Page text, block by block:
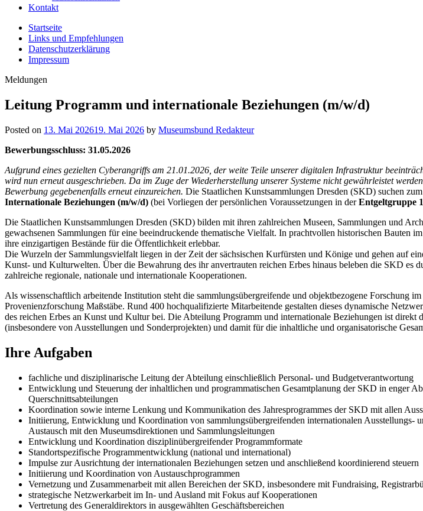
Kontakt
Startseite
Links und Empfehlungen
Datenschutzerklärung
Impressum
Meldungen
Leitung Programm und internationale Beziehungen (m/w/d)
Posted on 13. Mai 202619. Mai 2026 by Museumsbund Redakteur
Bewerbungsschluss: 31.05.2026
Aufgrund eines gezielten Cyberangriffs am 21.01.2026, der weite Teile unserer digitalen Infrastruktur
wird nun erneut ausgeschrieben. Da im Zuge der Wiederherstellung unserer Systeme nicht gewährleistet
Bewerbung gegebenenfalls erneut einzureichen. Die Staatlichen Kunstsammlungen Dresden (SKD) suchen
Internationale Beziehungen (m/w/d) (bei Vorliegen der persönlichen Voraussetzungen in derEntgeltgruppe
Die Staatlichen Kunstsammlungen Dresden (SKD) bilden mit ihren zahlreichen Museen, Sammlungen und
gewachsenen Sammlungen für eine beeindruckende thematische Vielfalt. In prachtvollen historischen Bauten
ihre einzigartigen Bestände für die Öffentlichkeit erlebbar.
Die Wurzeln der Sammlungsvielfalt liegen in der Zeit der sächsischen Kurfürsten und Könige und gehen auf
Kunst- und Kulturwelten. Über die Bewahrung des ihr anvertrauten reichen Erbes hinaus beleben die SKD es
zahlreiche regionale, nationale und internationale Kooperationen.
Als wissenschaftlich arbeitende Institution steht die sammlungsübergreifende und objektbezogene
Provenienzforschung Maßstäbe. Rund 400 hochqualifizierte Mitarbeitende gestalten dieses dynamische
des reichen Erbes an Kunst und Kultur bei. Die Abteilung Programm und internationale Beziehungen ist
(insbesondere von Ausstellungen und Sonderprojekten) und damit für die inhaltliche und organisatorische
Ihre Aufgaben
fachliche und disziplinarische Leitung der Abteilung einschließlich Personal- und Budgetverantwortung
Entwicklung und Steuerung der inhaltlichen und programmatischen Gesamtplanung der SKD in enger
Querschnittsabteilungen
Koordination sowie interne Lenkung und Kommunikation des Jahresprogrammes der SKD mit allen
Initiierung, Entwicklung und Koordination von sammlungsübergreifenden internationalen
Austausch mit den Museumsdirektionen und Sammlungsleitungen
Entwicklung und Koordination disziplinübergreifender Programmformate
Standortspezifische Programmentwicklung (national und international)
Impulse zur Ausrichtung der internationalen Beziehungen setzen und anschließend koordinierend steuern
Initiierung und Koordination von Austauschprogrammen
Vernetzung und Zusammenarbeit mit allen Bereichen der SKD, insbesondere mit Fundraising,
strategische Netzwerkarbeit im In- und Ausland mit Fokus auf Kooperationen
Vertretung des Generaldirektors in ausgewählten Geschäftsbereichen